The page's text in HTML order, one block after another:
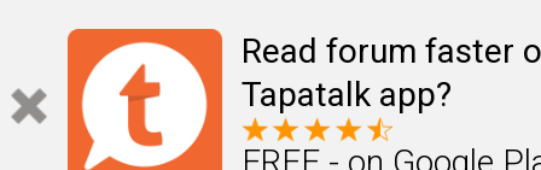
Read forum faster
Tapatalk app?